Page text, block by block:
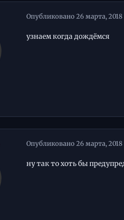
Опубликовано 26 марта, 2018
узнаем когда дождёмся
Опубликовано 26 марта, 2018
ну так то хоть бы